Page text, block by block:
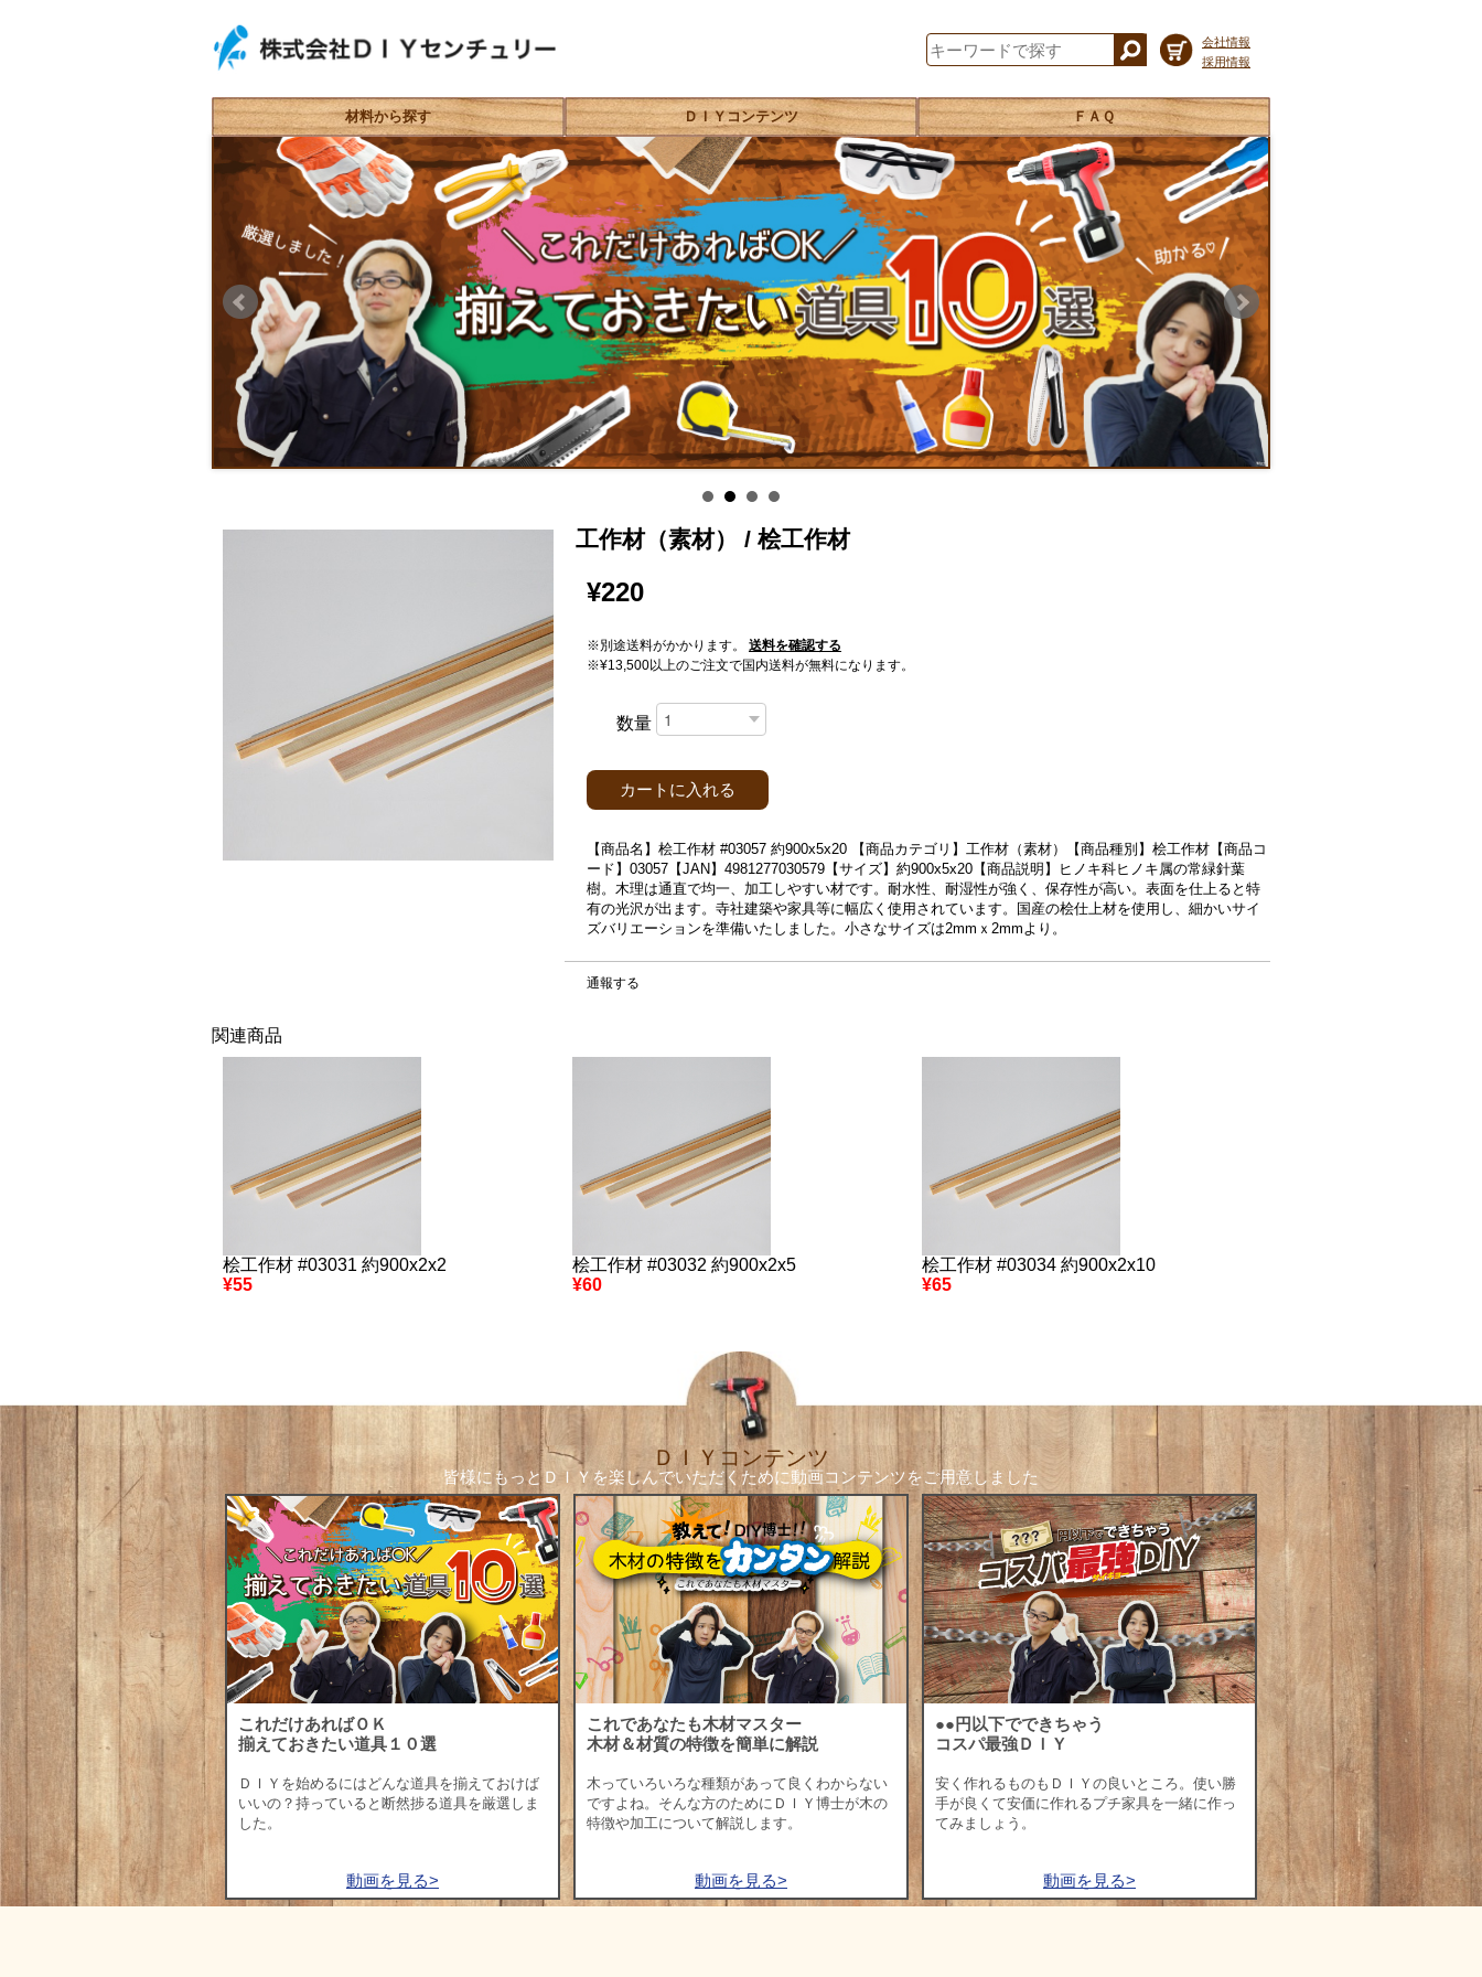
会社情報
採用情報
材料から探す ＤＩＹコンテンツ ＦＡＱ
工作材（素材） / 桧工作材
¥220
※別途送料がかかります。
送料を確認する
※¥13,500以上のご注文で国内送料が無料になります。
数量
カートに入れる
【商品名】桧工作材 #03057 約900x5x20 【商品カテゴリ】工作材（素材）【商品種別】桧工作材【商品コ
ード】03057【JAN】4981277030579【サイズ】約900x5x20【商品説明】ヒノキ科ヒノキ属の常緑針葉
樹。木理は通直で均一、加工しやすい材です。耐水性、耐湿性が強く、保存性が高い。表面を仕上ると特
有の光沢が出ます。寺社建築や家具等に幅広く使用されています。国産の桧仕上材を使用し、細かいサイ
ズバリエーションを準備いたしました。小さなサイズは2mmｘ2mmより。
通報する
関連商品
桧工作材 #03031 約900x2x2
¥55
桧工作材 #03032 約900x2x5
¥60
桧工作材 #03034 約900x2x10
¥65
ＤＩＹコンテンツ
皆様にもっとＤＩＹを楽しんでいただくために動画コンテンツをご用意しました
これだけあればＯＫ
揃えておきたい道具１０選
ＤＩＹを始めるにはどんな道具を揃えておけば
いいの？持っていると断然捗る道具を厳選しま
した。
動画を見る>
これであなたも木材マスター
木材＆材質の特徴を簡単に解説
木っていろいろな種類があって良くわからない
ですよね。そんな方のためにＤＩＹ博士が木の
特徴や加工について解説します。
動画を見る>
●●円以下でできちゃう
コスパ最強ＤＩＹ
安く作れるものもＤＩＹの良いところ。使い勝
手が良くて安価に作れるプチ家具を一緒に作っ
てみましょう。
動画を見る>